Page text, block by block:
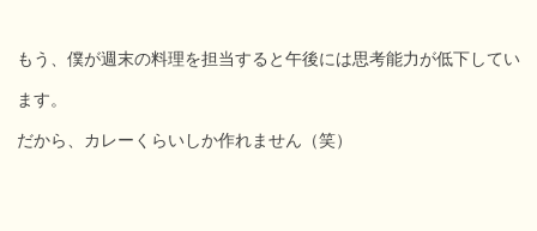
もう、僕が週末の料理を担当すると午後には思考能力が低下してい
ます。
だから、カレーくらいしか作れません（笑）